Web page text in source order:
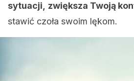
sytuacji,
zwiększa Twoją
stawić czoła swoim lękom.